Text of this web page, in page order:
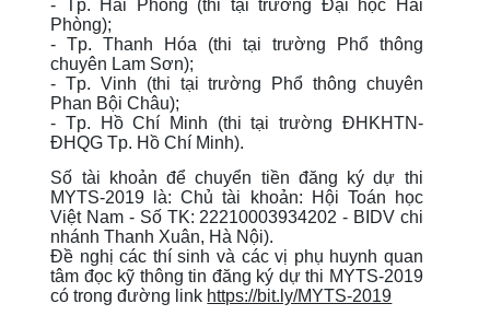
- Tp. Hải Phòng (thi tại trường Đại học Hải
Phòng);
- Tp. Thanh Hóa (thi tại trường Phổ thông
chuyên Lam Sơn);
- Tp. Vinh (thi tại trường Phổ thông chuyên
Phan Bội Châu);
- Tp. Hồ Chí Minh (thi tại trường ĐHKHTN-
ĐHQG Tp. Hồ Chí Minh).
Số tài khoản để chuyển tiền đăng ký dự thi
MYTS-2019 là: Chủ tài khoản: Hội Toán học
Việt Nam - Số TK: 22210003934202 - BIDV chi
nhánh Thanh Xuân, Hà Nội).
Đề nghị các thí sinh và các vị phụ huynh quan
tâm đọc kỹ thông tin đăng ký dự thi MYTS-2019
có trong đường link https://bit.ly/MYTS-2019